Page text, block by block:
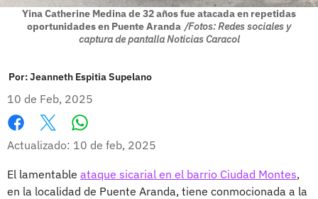
Yina Catherine Medina de 32 años fue atacada en repetidas
oportunidades en Puente Aranda /Fotos: Redes sociales y
captura de pantalla Noticias Caracol
Por:Jeanneth Espitia Supelano
10 de Feb, 2025
Facebook
X
Actualizado: 10 de feb, 2025
El lamentable ataque sicarial en el barrio Ciudad Montes,
en la localidad de Puente Aranda, tiene conmocionada a la